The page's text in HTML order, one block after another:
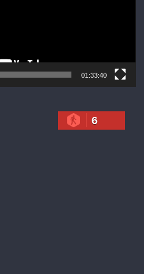
01:33:40
6